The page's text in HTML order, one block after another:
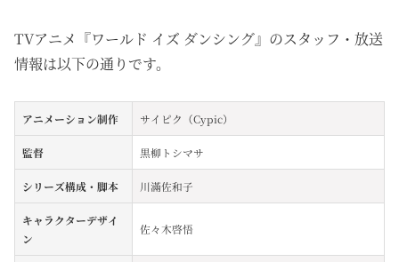
TVアニメ『ワールド イズ ダンシング』のスタッフ・放送
情報は以下の通りです。
アニメーション制作 サイピク（Cypic）
監督 黒柳トシマサ
シリーズ構成・脚本 川滿佐和子
キャラクターデザイ
ン
佐々木啓悟